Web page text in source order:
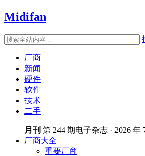
Midifan
厂商
新闻
硬件
软件
技术
二手
月刊 第 244 期电子杂志 · 2026 年
厂商大全
重要厂商